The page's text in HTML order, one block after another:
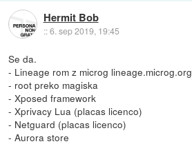
Hermit Bob
::6. sep 2019, 19:45
Se da.
- Lineage rom z microg lineage.microg.org
- root preko magiska
- Xposed framework
- Xprivacy Lua (placas licenco)
- Netguard (placas licenco)
- Aurora store